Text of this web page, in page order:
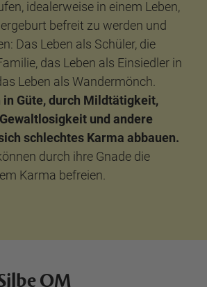
idealerweise in einem Leben,
befreit zu werden und
Das Leben als Schüler, die
das Leben als Einsiedler in
Leben als Wandermönch.
in Güte, durch Mildtätigkeit,
und andere
schlechtes Karma abbauen.
durch ihre Gnade die
Karma befreien.
OM